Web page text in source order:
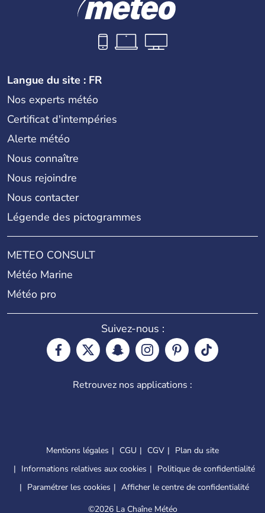
Langue du site : FR
Nos experts météo
Certificat d'intempéries
Alerte météo
Nous connaître
Nous rejoindre
Nous contacter
Légende des pictogrammes
METEO CONSULT
Météo Marine
Météo pro
Suivez-nous :
Retrouvez nos applications :
Mentions légales CGU CGV
Plan du site
Informations relatives aux cookies
Politique de confidentialité
Paramétrer les cookies
Afficher le centre de confidentialité
©2026 La Chaîne Météo